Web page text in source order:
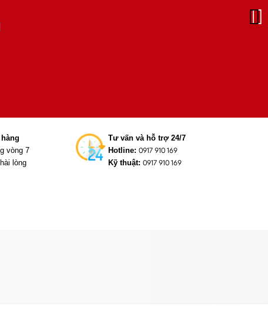
vòng 7
lòng
Tư vấn và hỗ trợ 24/7
Hotline: 0917 910 169
Kỹ thuật:0917 910 169